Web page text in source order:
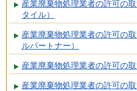
産業廃棄物処理業者の許可の
タイル）
産業廃棄物処理業者の許可の
ルパートナー）
産業廃棄物処理業者の許可の
産業廃棄物処理業者の許可の